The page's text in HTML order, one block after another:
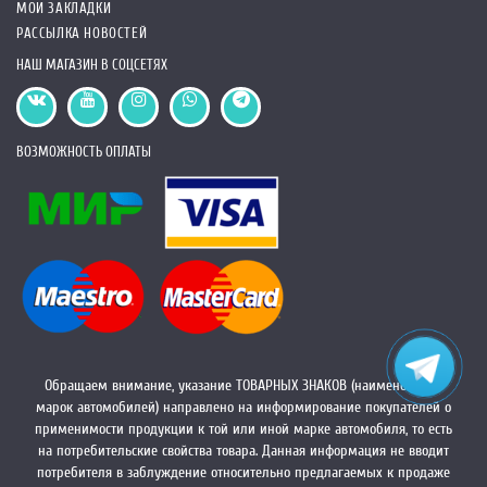
кофе за рулем, выбирайте модели с устойчивой фиксацией
стакана.
ПОЧЕМУ СТОИТ КУПИТЬ ПОДСТАКАННИК В МАШИНУ?
Удобство. Подстаканник в авто позволяет держать напиток
Безопасность
что напиток не прольется, даже если дорога окажется
неровной.
Практичность
. Некоторые подстаканники оснащены
дополнительными функциями, такими как держатели для
смартфонов или мелких предметов.
ПОДСТАКАННИКИ ДЛЯ КАМАЗ И ГАЗЕЛЬ: ЧТО ВЫБРАТЬ?
Если вы являетесь владельцем грузового автомобиля, такого как
КамАЗ или Газель, стоит обратить внимание на специальные
модели подстаканников. Например, выдвижной подстаканник
для Газели идеально подходит для длительных рейсов,
обеспечивая удобство в использовании и экономию места в
салоне.
МОИ ЗАКЛАДКИ
РАССЫЛКА НОВОСТЕЙ
НАШ МАГАЗИН В СОЦСЕТЯХ
ВОЗМОЖНОСТЬ ОПЛАТЫ
Обращаем внимание, указание ТОВАРНЫХ ЗНАКОВ (наименований
марок автомобилей) направлено на информирование покупателей о
применимости продукции к той или иной марке автомобиля, то есть
на потребительские свойства товара. Данная информация не вводит
потребителя в заблуждение относительно предлагаемых к продаже